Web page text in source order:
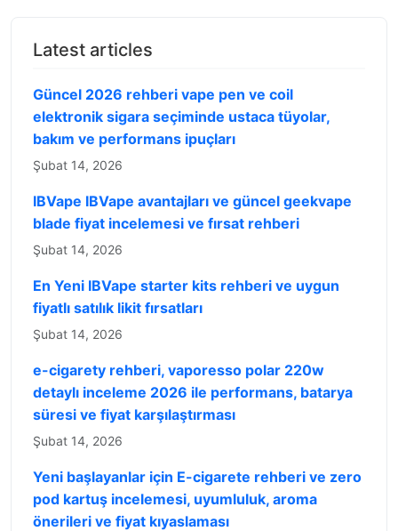
Latest articles
Güncel 2026 rehberi vape pen ve coil
elektronik sigara seçiminde ustaca tüyolar,
bakım ve performans ipuçları
Şubat 14, 2026
IBVape IBVape avantajları ve güncel geekvape
blade fiyat incelemesi ve fırsat rehberi
Şubat 14, 2026
En Yeni IBVape starter kits rehberi ve uygun
fiyatlı satılık likit fırsatları
Şubat 14, 2026
e-cigarety rehberi, vaporesso polar 220w
detaylı inceleme 2026 ile performans, batarya
süresi ve fiyat karşılaştırması
Şubat 14, 2026
Yeni başlayanlar için E-cigarete rehberi ve zero
pod kartuş incelemesi, uyumluluk, aroma
önerileri ve fiyat kıyaslaması